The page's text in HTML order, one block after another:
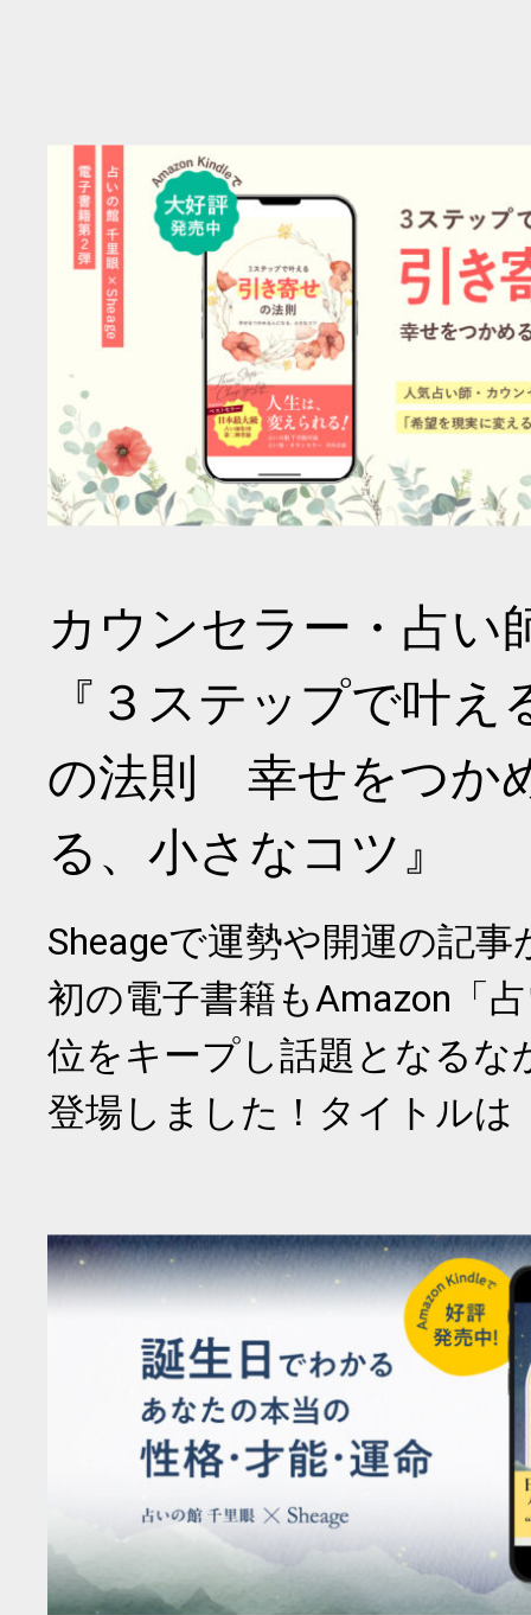
カウンセラー・占い
『３ステップで叶
の法則 幸せをつか
る、小さなコツ』
Sheageで運勢や開運の記
初の電子書籍もAmazon「
位をキープし話題となるな
登場しました！タイトルは